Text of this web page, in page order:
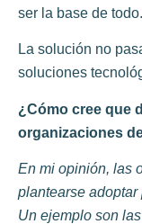
ser la base de todo.
La solución no
soluciones
¿Cómo cree que
organizaciones
En mi opinión, las
plantearse
Un ejemplo son